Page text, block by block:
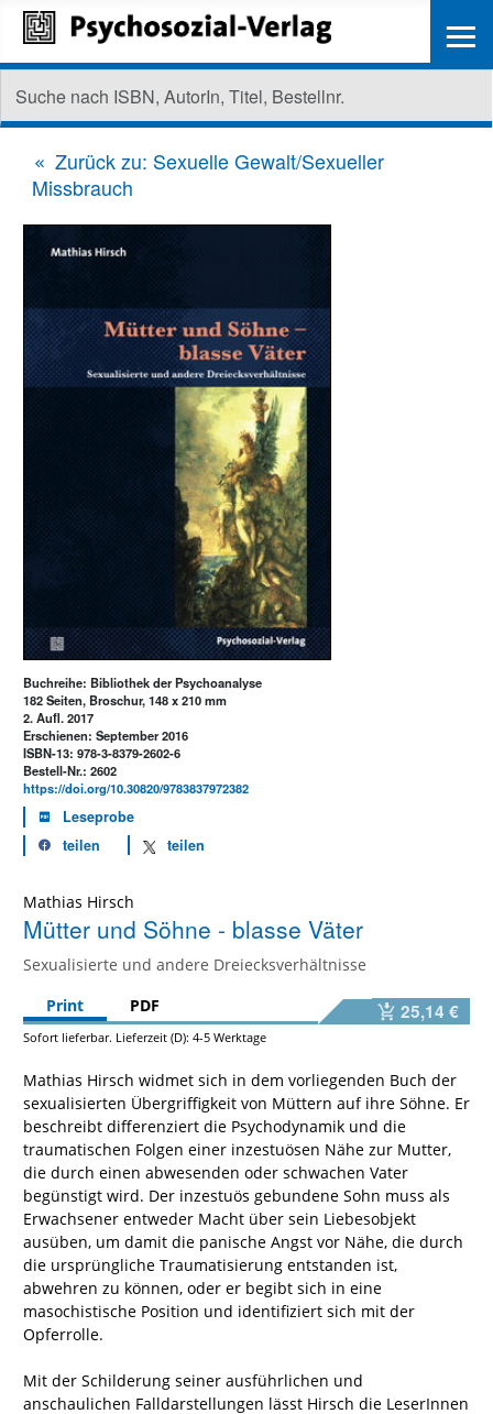
Zurück zu: Sexuelle Gewalt/Sexueller
Missbrauch
Buchreihe: Bibliothek der Psychoanalyse
182 Seiten, Broschur, 148 x 210 mm
2. Aufl. 2017
Erschienen: September 2016
ISBN-13: 978-3-8379-2602-6
Bestell-Nr.: 2602
https://doi.org/10.30820/9783837972382
Leseprobe
teilen
teilen
Mathias Hirsch
Mütter und Söhne - blasse Väter
Sexualisierte und andere Dreiecksverhältnisse
Print
PDF 25,14 €
Sofort lieferbar. Lieferzeit (D): 4-5 Werktage
Mathias Hirsch widmet sich in dem vorliegenden Buch der
sexualisierten Übergriffigkeit von Müttern auf ihre Söhne. Er
beschreibt differenziert die Psychodynamik und die
traumatischen Folgen einer inzestuösen Nähe zur Mutter,
die durch einen abwesenden oder schwachen Vater
begünstigt wird. Der inzestuös gebundene Sohn muss als
Erwachsener entweder Macht über sein Liebesobjekt
ausüben, um damit die panische Angst vor Nähe, die durch
die ursprüngliche Traumatisierung entstanden ist,
abwehren zu können, oder er begibt sich in eine
masochistische Position und identifiziert sich mit der
Opferrolle.
Mit der Schilderung seiner ausführlichen und
anschaulichen Falldarstellungen lässt Hirsch die LeserInnen
≡